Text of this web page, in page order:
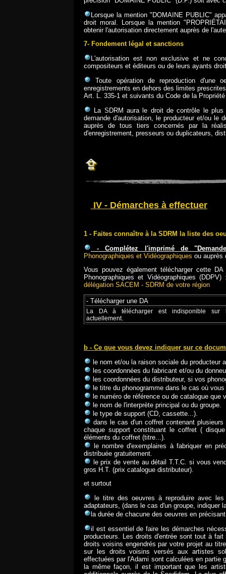
Lorsque la mention "DOMAINE PUBLIC"
droit moral. Lorsque la mention
obtenir l'autorisation directement auprès de
7- Fondement légal et sanctions
L'autorisation est non exclusive et ne
compositeurs et éditeurs ou de leurs ayants
Toute opération de reproduction d'une
enregistrements en dehors des limites
Art. L. 335-1 et suivants du Code de la
La SDRM aura le droit de contrôle le
demande d'autorisation, le producteur et/ou le
auprès de tous tiers concernés par la
d'enregistrement, presseurs ou duplicateurs,
IV - Démarches à effectuer
1 - Faites connaître à la SDRM la liste des
- Complétez l'imprimé de
Phonographiques et Vidéographiques ou auprès
Vous pouvez également télécharger cette
Phonographiques et Vidéographiques
délégation SACEM - SDRM de votre région
- Télécharger une DA
La DA à télécharger est indisponible sur
actuellement.
b - Ce que vous devez indiquer sur ce
le nom et/ou la raison sociale du producteur
les coordonnées du fabricant et/ou du
les coordonnées du distributeur, si vos
le titre du phonogramme dans le cas où
le numéro de référence ou de catalogue
le nom de l'interprète principal ou du groupe.
le type de support (CD, cassette...).
dans le cas d'un coffret contenant
chaque support constituant le coffret (
éléments du coffret (titre...).
le nombre d'exemplaires à fabriquer en
distribuée gratuitement.
le prix de vente au détail T.T.C. si vous
gros H.T. (prix catalogue distributeur).
et surtout
le titre des oeuvres à reproduire avec
adaptateurs, (dans le cas d'un groupe, indiquer
la durée de chacune des oeuvres en
il est essentiel de faire les démarches
producteurs. Les droits d'entrée sont tout à
droits voisins engendrés par votre projet au
sur les droits voisins versés aux artistes
effectuées par l'Adami sont calculées en partie
la même façon, il est important que les